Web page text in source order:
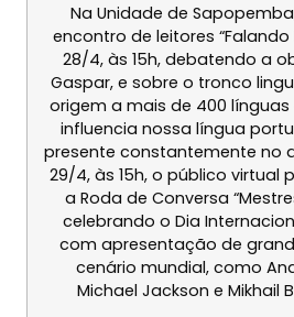
Na Unidade de
encontro de leitores “Falando
28/4, às 15h, debatendo a
Gaspar, e sobre o tronco
origem a mais de 400
influencia nossa língua
presente constantemente no
29/4, às 15h, o público virtual
a Roda de Conversa
celebrando o Dia
com apresentação de
cenário mundial, como
Michael Jackson e Mikhail